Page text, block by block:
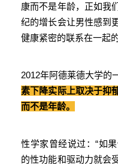
康而不是年龄，正如我
纪的增长会让男性感到
健康紧密的联系在一起的
2012年阿德莱德大学的
素下降实际上取决于抑
而不是年龄。
性学家曾经说过：“如
的性功能和驱动力就会